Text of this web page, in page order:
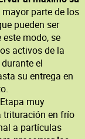
parte de los
pueden ser
modo, se
activos de la
el
su entrega en
muy
trituración en frío
a partículas